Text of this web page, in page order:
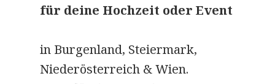
für deine Hochzeit oder Event
in Burgenland, Steiermark,
Niederösterreich & Wien.